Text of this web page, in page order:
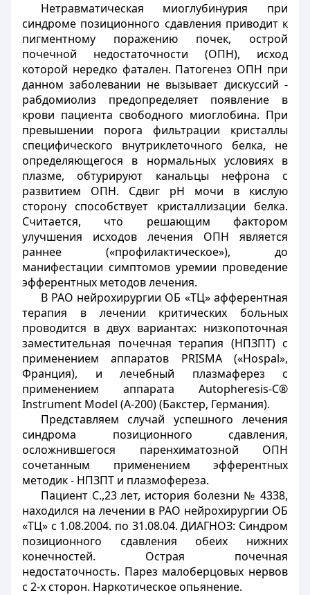
Нетравматическая миоглубинурия при
синдроме позиционного сдавления приводит к
пигментному поражению почек, острой
почечной недостаточности (ОПН), исход
которой нередко фатален. Патогенез ОПН при
данном заболевании не вызывает дискуссий -
рабдомиолиз предопределяет появление в
крови пациента свободного миоглобина. При
превышении порога фильтрации кристаллы
специфического внутриклеточного белка, не
определяющегося в нормальных условиях в
плазме, обтурируют канальцы нефрона с
развитием ОПН. Сдвиг рН мочи в кислую
сторону способствует кристаллизации белка.
Считается, что решающим фактором
улучшения исходов лечения ОПН является
раннее («профилактическое»), до
манифестации симптомов уремии проведение
эфферентных методов лечения.
В РАО нейрохирургии ОБ «ТЦ» афферентная
терапия в лечении критических больных
проводится в двух вариантах: низкопоточная
заместительная почечная терапия (НПЗПТ) с
применением аппаратов PRISMA («Hospal»,
Франция), и лечебный плазмаферез с
применением аппарата Autopheresis-C®
Instrument Model (A-200) (Бакстер, Германия).
Представляем случай успешного лечения
синдрома позиционного сдавления,
осложнившегося паренхиматозной ОПН
сочетанным применением эфферентных
методик - НПЗПТ и плазмофереза.
Пациент С.,23 лет, история болезни № 4338,
находился на лечении в РАО нейрохирургии ОБ
«ТЦ» с 1.08.2004. по 31.08.04. ДИАГНОЗ: Синдром
позиционного сдавления обеих нижних
конечностей. Острая почечная
недостаточность. Парез малоберцовых нервов
с 2-х сторон. Наркотическое опьянение.